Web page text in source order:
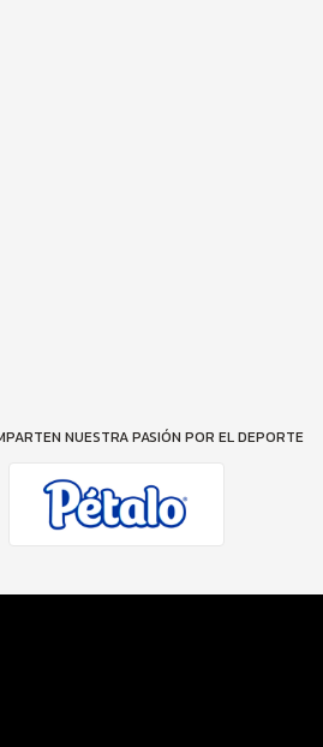
NUESTRA PASIÓN POR EL DEPORTE